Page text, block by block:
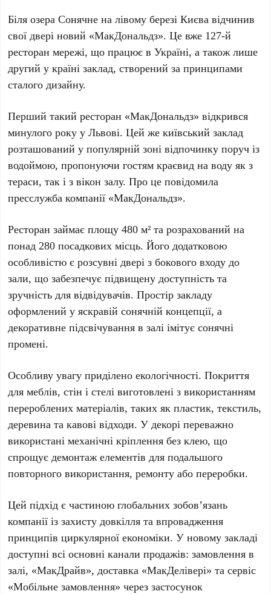
Біляозера Сонячне на лівому березі Києва відчинив
свої двері новий «МакДональдз». Це вже 127-й
ресторан мережі, що працює в Україні, а також лише
другий у країні заклад, створений за принципами
сталого дизайну.
Перший такий ресторан «МакДональдз» відкрився
минулого року у Львові. Цей же київський заклад
розташований у популярній зоні відпочинку поруч із
водоймою, пропонуючи гостям краєвид на воду як з
тераси, так і з вікон залу. Про це повідомила
пресслужба компанії «МакДональдз».
Ресторан займає площу480 м² та розрахований на
понад280 посадкових місць. Його додатковою
особливістю є розсувні двері з бокового входу до
зали, що забезпечує підвищену доступність та
зручність для відвідувачів. Простір закладу
оформлений у яскравій сонячній концепції, а
декоративне підсвічування в залі імітує сонячні
промені.
Особливу увагу приділено екологічності. Покриття
для меблів, стін і стелі виготовлені з використанням
перероблених матеріалів, таких як пластик, текстиль,
деревина та кавові відходи. У декорі переважно
використані механічні кріплення без клею, що
спрощує демонтаж елементів для подальшого
повторного використання, ремонту або переробки.
Цей підхід є частиною глобальних зобов’язань
компанії із захисту довкілля та впровадження
принципів циркулярної економіки. У новому закладі
доступні всі основні канали продажів: замовлення в
залі, «МакДрайв», доставка «МакДелівері» та сервіс
«Мобільне замовлення» через застосунок